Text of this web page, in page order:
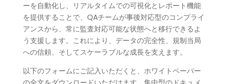
ーを自動化し、リアルタイムでの可視化とレポート機能
を提供することで、QAチームが事後対応型のコンプライ
アンスから、常に監査対応可能な状態へと移行できるよ
う支援します。これにより、データの完全性、規制当局
への信頼、そしてスケーラブルな成長を支えます。
以下のフォームにご記入いただくと、ホワイトペーパー